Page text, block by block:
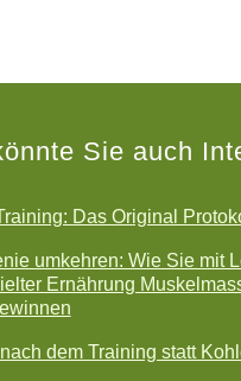
Sie auch
Das Original
umkehren: Wie Sie mit
Ernährung
dem Training statt